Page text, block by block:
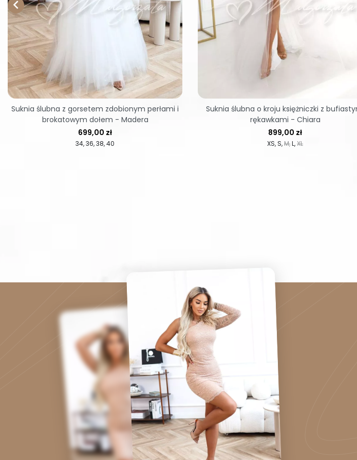

34 36 38 40
Cena
699,00 zł
Suknia ślubna z gorsetem zdobionym perłami i
brokatowym dołem - Madera
XS S M L XL
Cena
899,00 zł
Suknia ślubna o kroju księżniczki z
rękawkami - Chiara